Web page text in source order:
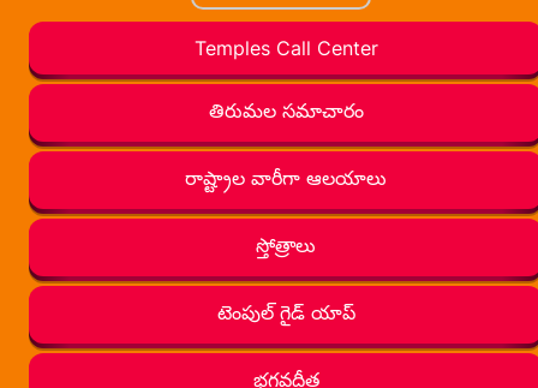
Temples Call Center
తిరుమల సమాచారం
రాష్ట్రాల వారీగా ఆలయాలు
స్తోత్రాలు
టెంపుల్ గైడ్ యాప్
భగవద్గీత